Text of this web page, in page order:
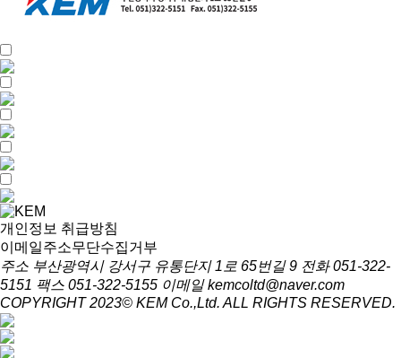
개인정보 취급방침
이메일주소무단수집거부
주소 부산광역시 강서구 유통단지 1로 65번길 9 전화 051-322-
5151 팩스 051-322-5155 이메일 kemcoltd@naver.com
COPYRIGHT 2023© KEM Co.,Ltd. ALL RIGHTS RESERVED.